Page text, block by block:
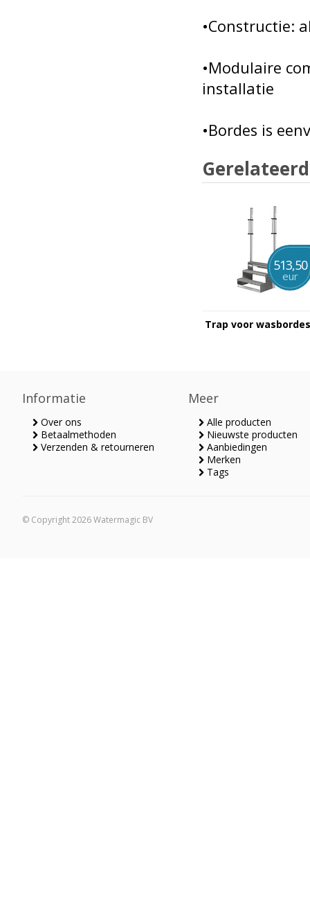
•Constructie:
•Modulaire
installatie
•Bordes is
513,50
eur
Trap voor wasbordes
Informatie
Over ons
Betaalmethoden
Verzenden & retourneren
Meer
Alle producten
Nieuwste producten
Aanbiedingen
Merken
Tags
© Copyright 2026 Watermagic BV